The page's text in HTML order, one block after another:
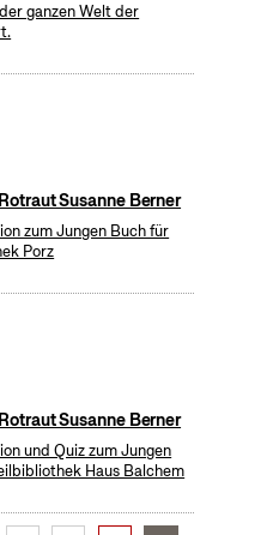
ganzen Welt der
Susanne Berner
zum Jungen Buch für
Porz
Susanne Berner
und Quiz zum Jungen
Haus Balchem